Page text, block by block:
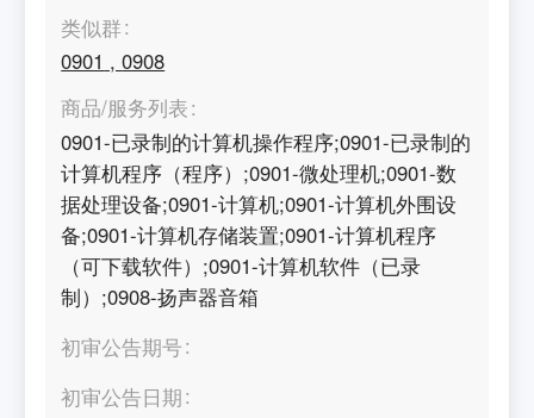
类似群
0901 ,0908
商品/服务列表
0901-已录制的计算机操作程序;0901-已录制的
计算机程序（程序）;0901-微处理机;0901-数
据处理设备;0901-计算机;0901-计算机外围设
备;0901-计算机存储装置;0901-计算机程序
（可下载软件）;0901-计算机软件（已录
制）;0908-扬声器音箱
初审公告期号
初审公告日期